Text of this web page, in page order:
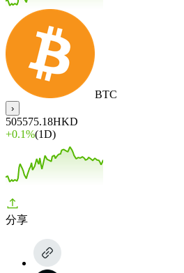
BTC
›
505575.18HKD
+0.1%(1D)
分享